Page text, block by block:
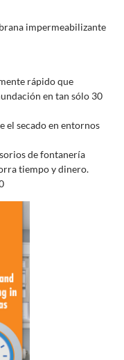
impermeabilizante
rápido que
en tan sólo 30
el secado en entornos
de fontanería
tiempo y dinero.